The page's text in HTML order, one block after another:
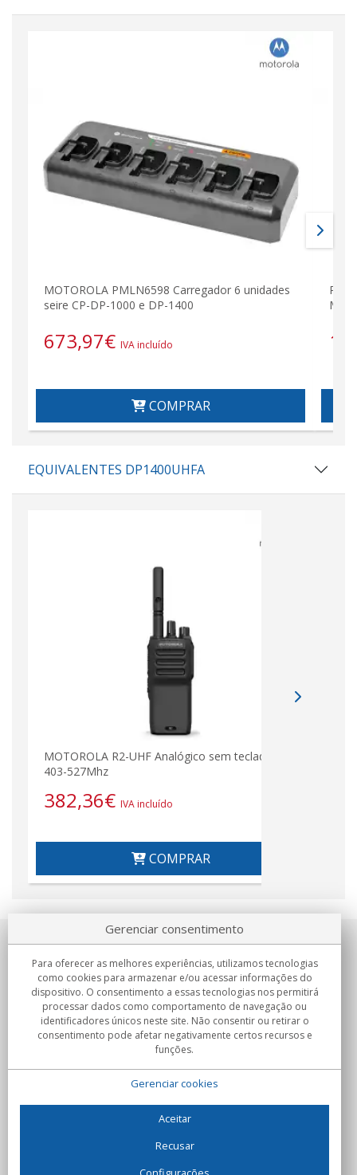
MOTOROLA PMLN6598 Carregador 6 unidades
seire CP-DP-1000 e DP-1400
673,97€ IVA incluído
COMPRAR
PIN-
EQUIVALENTES DP1400UHFA
MOTOROLA R2-UHF Analógico sem teclado
403-527Mhz
382,36€ IVA incluído
COMPRAR
Sobre nosotros
Compromissos
Compras
Gerenciar consentimento
Para oferecer as melhores experiências, utilizamos tecnologias
como cookies para armazenar e/ou acessar informações do
dispositivo. O consentimento a essas tecnologias nos permitirá
processar dados como comportamento de navegação ou
identificadores únicos neste site. Não consentir ou retirar o
consentimento pode afetar negativamente certos recursos e
funções.
Gerenciar cookies
Aceitar
Recusar